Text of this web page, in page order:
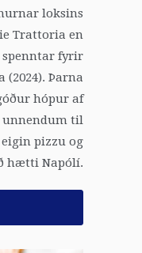
loksins
Trattoria en
fyrir
Þarna
hópur af
unnendum til
pizzu og
hætti Napólí.